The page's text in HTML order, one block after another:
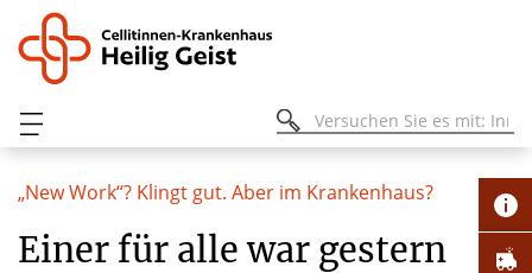
„New Work“? Klingt gut. Aber im Krankenhaus?
Einer für alle war gestern